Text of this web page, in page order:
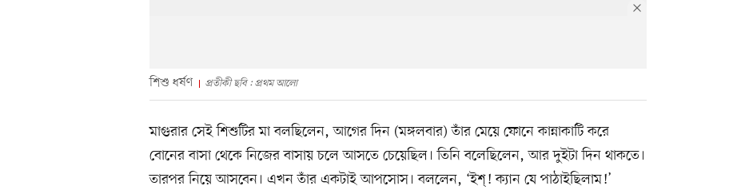
শিশু ধর্ষণ প্রতীকী ছবি : প্রথম আলো
মাগুরার সেই শিশুটির মা বলছিলেন, আগের দিন (মঙ্গলবার) তাঁর মেয়ে ফোনে কান্নাকাটি করে
বোনের বাসা থেকে নিজের বাসায় চলে আসতে চেয়েছিল। তিনি বলেছিলেন, আর দুইটা দিন থাকতে।
তারপর নিয়ে আসবেন। এখন তাঁর একটাই আপসোস। বললেন, ‘ইশ্‌! ক্যান যে পাঠাইছিলাম!’